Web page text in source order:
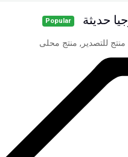
Popular
منتج للتصدير, منتج محلى